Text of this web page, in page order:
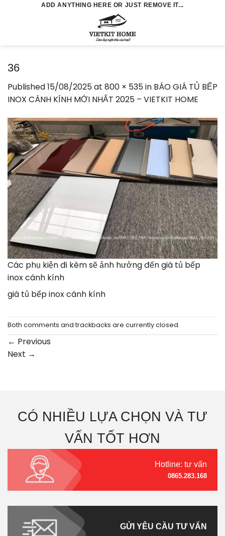
ADD ANYTHING HERE OR JUST REMOVE IT...
36
Published15/08/2025at 800 × 535in BÁO GIÁ TỦ BẾP
INOX CÁNH KÍNH MỚI NHẤT 2025 – VIETKIT HOME
Các phụ kiện đi kèm sẽ ảnh hưởng đến giá tủ bếp
inox cánh kính
giá tủ bếp inox cánh kính
Both comments and trackbacks are currently closed.
← Previous
Next →
CÓ NHIỀU LỰA CHỌN VÀ TƯ
VẤN TỐT HƠN
Hotline: tư vấn
0865.283.168
GỬI YÊU CẦU TƯ VẤN